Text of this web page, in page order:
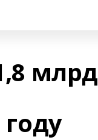
млрд